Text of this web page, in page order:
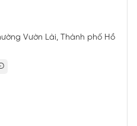
Vườn Lài, Thành phố Hồ